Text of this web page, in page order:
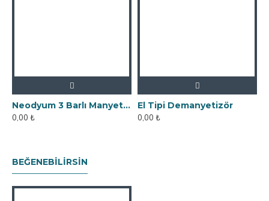
Neodyum 3 Barlı Manyetik Elek Mıknatıs Seperatör
0,00 ₺
El Tipi Demanyetizör
0,00 ₺
BEĞENEBILIRSIN